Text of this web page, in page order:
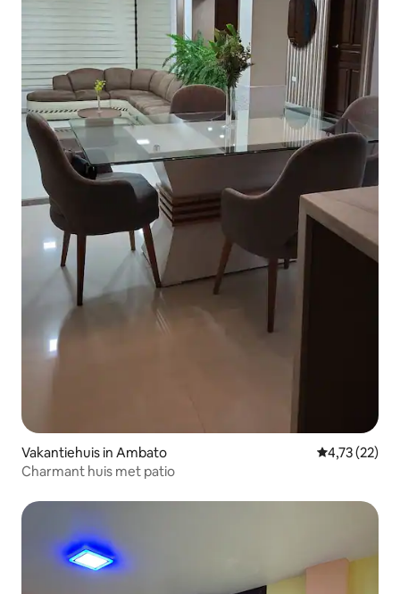
Vakantiehuis in Ambato Gemiddelde
4,73 (22)
Charmant huis met patio